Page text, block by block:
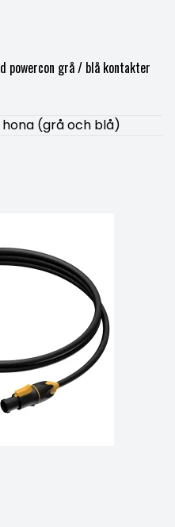
powercon grå / blå kontakter
(grå och blå)